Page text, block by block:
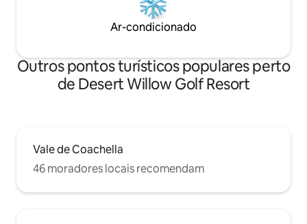
Ar-condicionado
Outros pontos turísticos populares perto
de Desert Willow Golf Resort
Vale de Coachella
46 moradores locais recomendam